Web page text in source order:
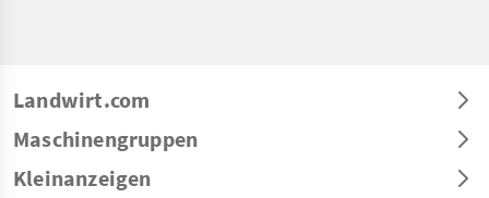
Landwirt.com
Maschinengruppen
Kleinanzeigen